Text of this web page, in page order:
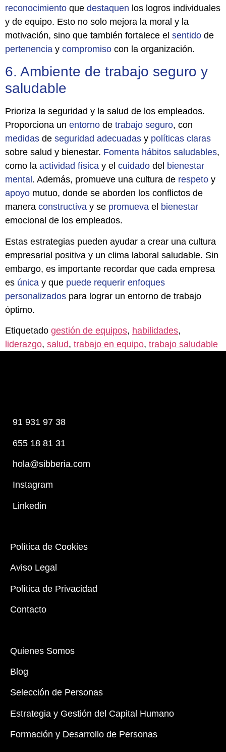
reconocimiento que destaquen los logros individuales
y de equipo. Esto no solo mejora la moral y la
motivación, sino que también fortalece el sentido de
pertenencia y compromiso con la organización.
6. Ambiente de trabajo seguro y
saludable
Prioriza la seguridad y la salud de los empleados.
Proporciona un entorno de trabajo seguro, con
medidas de seguridad adecuadas y políticas claras
sobre salud y bienestar. Fomenta hábitos saludables,
como la actividad física y el cuidado del bienestar
mental . Además, promueve una cultura de respeto y
apoyo mutuo, donde se aborden los conflictos de
manera constructiva y se promueva el bienestar
emocional de los empleados.
Estas estrategias pueden ayudar a crear una cultura
empresarial positiva y un clima laboral saludable. Sin
embargo, es importante recordar que cada empresa
es única y que puede requerir enfoques
personalizados para lograr un entorno de trabajo
óptimo.
Etiquetado gestión de equipos, habilidades,
liderazgo, salud, trabajo en equipo, trabajo saludable
91 931 97 38
655 18 81 31
hola@sibberia.com
Instagram
Linkedin
Política de Cookies
Aviso Legal
Política de Privacidad
Contacto
Quienes Somos
Blog
Selección de Personas
Estrategia y Gestión del Capital Humano
Formación y Desarrollo de Personas